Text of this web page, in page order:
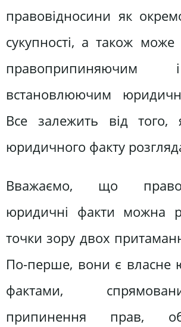
правовідносини як
сукупності, а також
встановлюючим
Все залежить від того,
юридичного факту
Вважаємо, що
юридичні факти можна
точки зору двох
По-перше, вони є власне
фактами,
припинення прав,